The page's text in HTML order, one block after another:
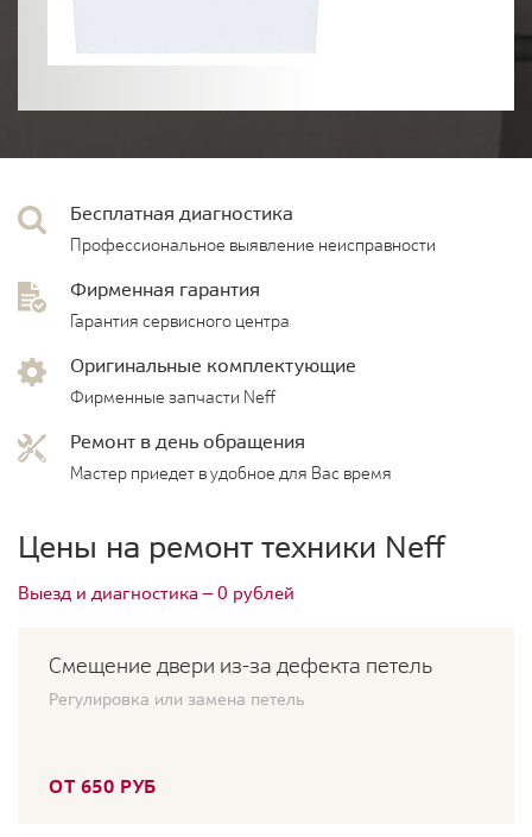
Бесплатная диагностика
Профессиональное выявление неисправности
Фирменная гарантия
Гарантия сервисного центра
Оригинальные комплектующие
Фирменные запчасти Neff
Ремонт в день обращения
Мастер приедет в удобное для Вас время
Цены на ремонт техники Neff
Выезд и диагностика — 0 рублей
Смещение двери из-за дефекта петель
Регулировка или замена петель
ОТ 650 РУБ